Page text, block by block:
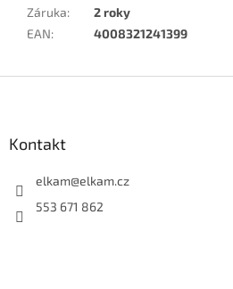
Záruka:
2 roky
EAN: 4008321241399
Kontakt
elkam@elkam.cz
553 671 862